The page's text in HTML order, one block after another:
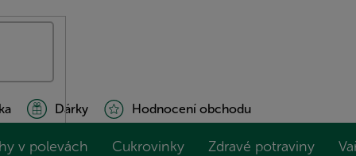
Dárky Hodnocení obchodu
v polevách Cukrovinky Zdravé potraviny